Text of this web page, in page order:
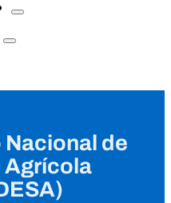
Nacional de
Agrícola